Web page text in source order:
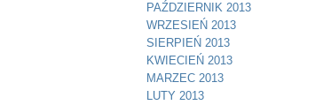
PAŹDZIERNIK 2013
WRZESIEŃ 2013
SIERPIEŃ 2013
KWIECIEŃ 2013
MARZEC 2013
LUTY 2013